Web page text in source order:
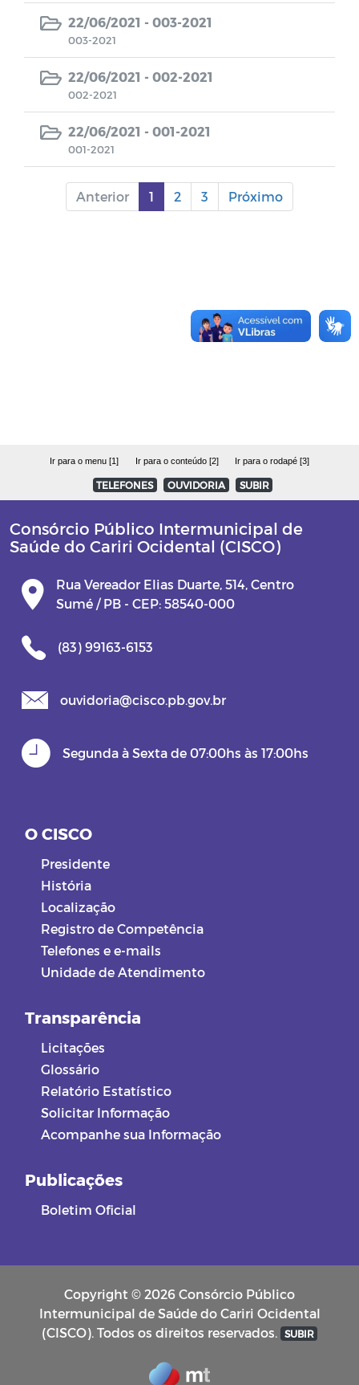
Chamamento 001/2023
0001/2022
0003/2022
0005/2022
PP 002/2022
Parcerias
CISCO AGRO/LEIS DECRETOS
22/06/2021 - 003-2021
003-2021
22/06/2021 - 002-2021
002-2021
22/06/2021 - 001-2021
001-2021
Anterior 1 2 3 Próximo
Ir para o menu [1] Ir para o conteúdo [2] Ir para o rodapé [3]
TELEFONES OUVIDORIA SUBIR
Consórcio Público Intermunicipal de
Saúde do Cariri Ocidental (CISCO)
Rua Vereador Elias Duarte, 514, Centro
Sumé / PB - CEP: 58540-000
(83) 99163-6153
ouvidoria@cisco.pb.gov.br
Segunda à Sexta de 07:00hs às 17:00hs
O CISCO
Presidente
História
Localização
Registro de Competência
Telefones e e-mails
Unidade de Atendimento
Transparência
Licitações
Glossário
Relatório Estatístico
Solicitar Informação
Acompanhe sua Informação
Publicações
Boletim Oficial
Copyright © 2026 Consórcio Público
Intermunicipal de Saúde do Cariri Ocidental
(CISCO). Todos os direitos reservados.
SUBIR